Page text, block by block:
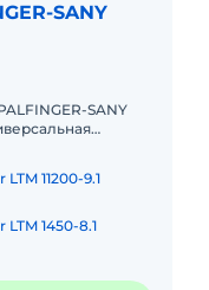
SANY
SANY
11200-9.1
1450-8.1